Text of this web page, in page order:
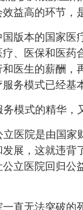
益高的环节，
本的国家医
、医保和医
医生的薪酬
务模式已经基
式的精华，
院是由国家
展，这就违
立医院回归
无法突破的死